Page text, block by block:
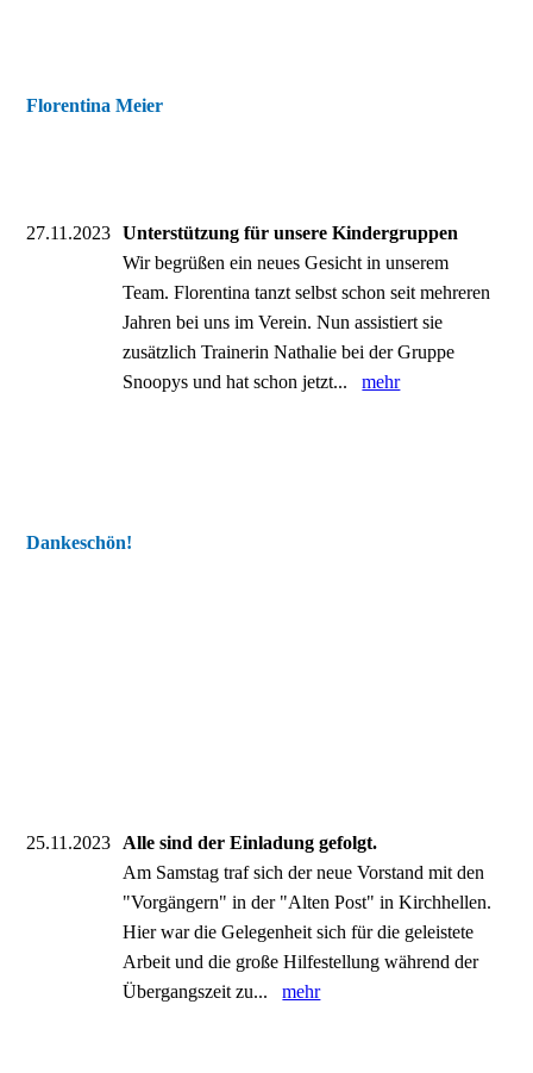
Florentina Meier
27.11.2023
Unterstützung für unsere Kindergruppen
Wir begrüßen ein neues Gesicht in unserem
Team. Florentina tanzt selbst schon seit mehreren
Jahren bei uns im Verein. Nun assistiert sie
zusätzlich Trainerin Nathalie bei der Gruppe
Snoopys und hat schon jetzt...mehr
Dankeschön!
25.11.2023
Alle sind der Einladung gefolgt.
Am Samstag traf sich der neue Vorstand mit den
"Vorgängern" in der "Alten Post" in Kirchhellen.
Hier war die Gelegenheit sich für die geleistete
Arbeit und die große Hilfestellung während der
Übergangszeit zu...mehr